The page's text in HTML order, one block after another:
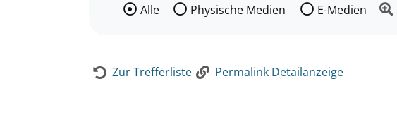
Wählen Sie die Medienart nach der Sie suchen
Alle Physische Medien E-Medien
Zur Trefferliste Permalink Detailanzeige